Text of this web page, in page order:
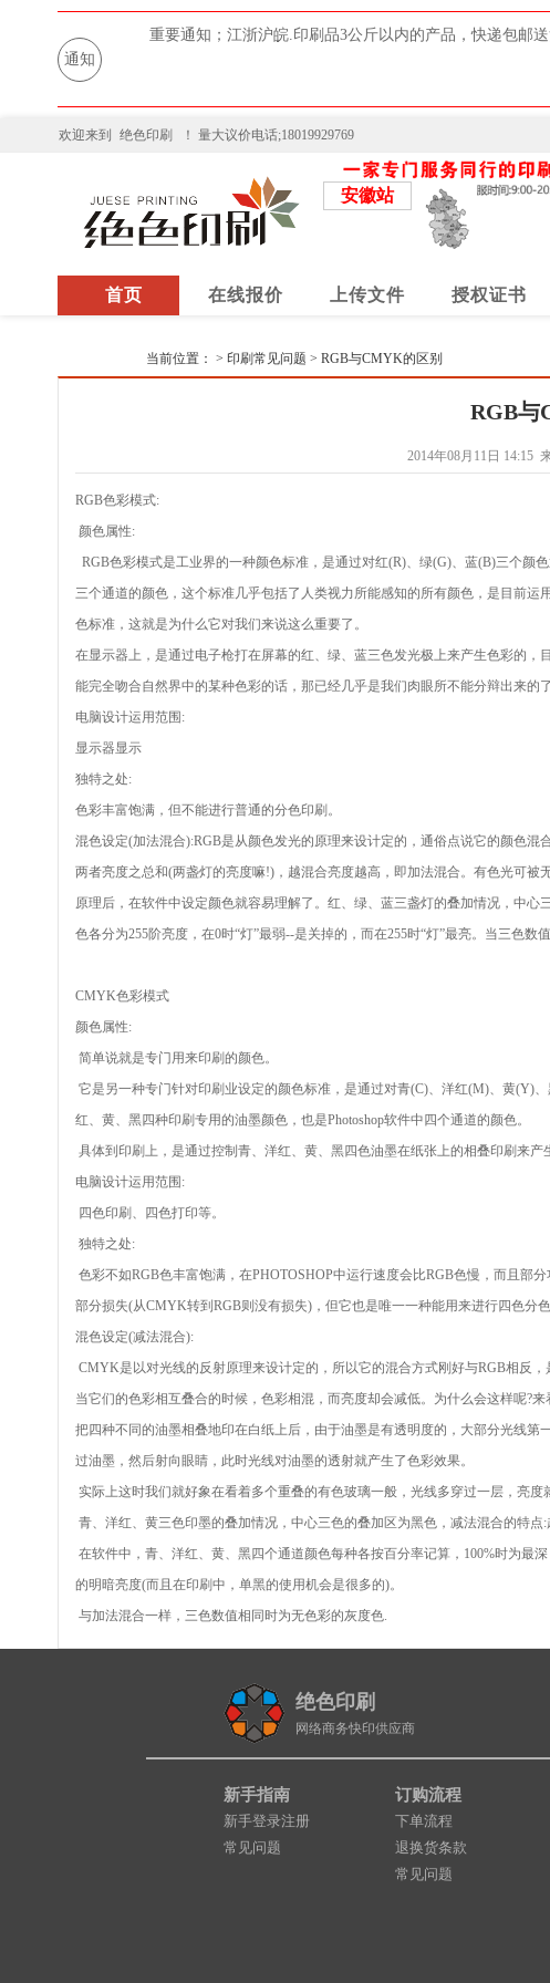
通知
重要通知；江浙沪皖.印刷品3公斤以内的产品，快递包邮
欢迎来到 绝色印刷 ！ 量大议价电话;18019929769
安徽站
首页 在线报价 上传文件 授权证书
当前位置： > 印刷常见问题 > RGB与CMYK的区别
RGB与
2014年08月11日 14:15
RGB色彩模式:
颜色属性:
RGB色彩模式是工业界的一种颜色标准，是通过对红(R)、绿(G)、蓝(B)三个颜
三个通道的颜色，这个标准几乎包括了人类视力所能感知的所有颜色，是目前
色标准，这就是为什么它对我们来说这么重要了。
在显示器上，是通过电子枪打在屏幕的红、绿、蓝三色发光极上来产生色彩的
能完全吻合自然界中的某种色彩的话，那已经几乎是我们肉眼所不能分辩出来的
电脑设计运用范围:
显示器显示
独特之处:
色彩丰富饱满，但不能进行普通的分色印刷。
混色设定(加法混合):RGB是从颜色发光的原理来设计定的，通俗点说它的颜色
两者亮度之总和(两盏灯的亮度嘛!)，越混合亮度越高，即加法混合。有色光可
原理后，在软件中设定颜色就容易理解了。红、绿、蓝三盏灯的叠加情况，中
色各分为255阶亮度，在0时“灯”最弱--是关掉的，而在255时“灯”最亮。当三色
CMYK色彩模式
颜色属性:
简单说就是专门用来印刷的颜色。
它是另一种专门针对印刷业设定的颜色标准，是通过对青(C)、洋红(M)、黄(Y)
红、黄、黑四种印刷专用的油墨颜色，也是Photoshop软件中四个通道的颜色。
具体到印刷上，是通过控制青、洋红、黄、黑四色油墨在纸张上的相叠印刷来产
电脑设计运用范围:
四色印刷、四色打印等。
独特之处:
色彩不如RGB色丰富饱满，在PHOTOSHOP中运行速度会比RGB色慢，而且
部分损失(从CMYK转到RGB则没有损失)，但它也是唯一一种能用来进行四色分
混色设定(减法混合):
CMYK是以对光线的反射原理来设计定的，所以它的混合方式刚好与RGB相反，
当它们的色彩相互叠合的时候，色彩相混，而亮度却会减低。为什么会这样呢?
把四种不同的油墨相叠地印在白纸上后，由于油墨是有透明度的，大部分光线
过油墨，然后射向眼睛，此时光线对油墨的透射就产生了色彩效果。
实际上这时我们就好象在看着多个重叠的有色玻璃一般，光线多穿过一层，亮
青、洋红、黄三色印墨的叠加情况，中心三色的叠加区为黑色，减法混合的特点:
在软件中，青、洋红、黄、黑四个通道颜色每种各按百分率记算，100%时为最
的明暗亮度(而且在印刷中，单黑的使用机会是很多的)。
与加法混合一样，三色数值相同时为无色彩的灰度色.
绝色印刷
网络商务快印供应商
新手指南
新手登录注册
常见问题
订购流程
下单流程
退换货条款
常见问题